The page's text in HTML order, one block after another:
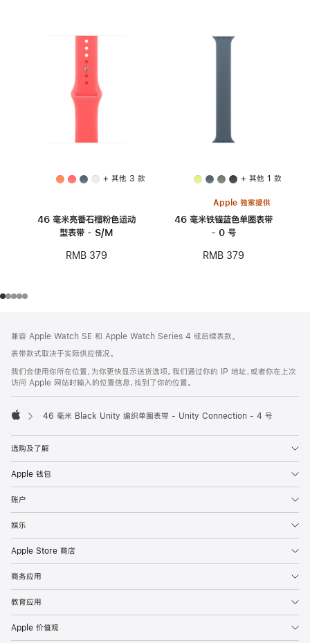
+ 其他 3 款
46 毫米亮番石榴粉色运动
型表带 - S/M
RMB 379
+ 其他 1 款
Apple 独家提供
46 毫米铁锚蓝色单圈表带
- 0 号
RMB 379
页
页
脚
注
兼容 Apple Watch SE 和 Apple Watch Series 4 或后续表款。
表带款式取决于实际供应情况。
我们会使用你所在位置，为你更快显示送货选项。我们通过你的 IP 地址，或者你在上次
访问 Apple 网站时输入的位置信息，找到了你的位置。
46 毫米 Black Unity 编织单圈表带 - Unity Connection - 4 号
选购及了解
Apple 钱包
账户
娱乐
Apple Store 商店
商务应用
教育应用
Apple 价值观